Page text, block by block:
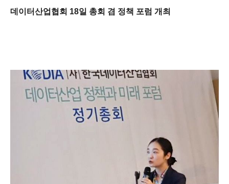
데이터산업협회 18일 총회 겸 정책 포럼 개최